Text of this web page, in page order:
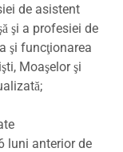
de asistent
şi a profesiei de
şi funcţionarea
Moaşelor şi
luni anterior de